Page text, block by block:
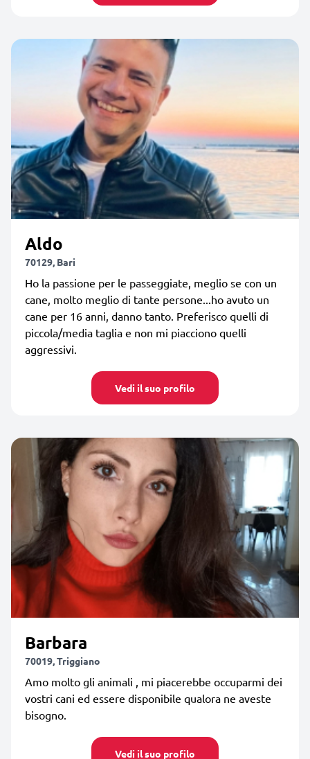
Aldo
70129, Bari
Ho la passione per le passeggiate, meglio se con un
cane, molto meglio di tante persone...ho avuto un
cane per 16 anni, danno tanto. Preferisco quelli di
piccola/media taglia e non mi piacciono quelli
aggressivi.
Vedi il suo profilo
Barbara
70019, Triggiano
Amo molto gli animali , mi piacerebbe occuparmi dei
vostri cani ed essere disponibile qualora ne aveste
bisogno.
Vedi il suo profilo